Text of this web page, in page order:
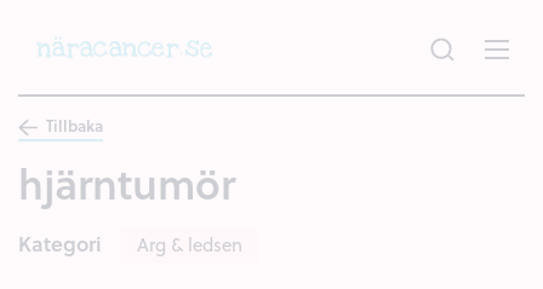
Tillbaka
hjärntumör
Kategori Arg & ledsen